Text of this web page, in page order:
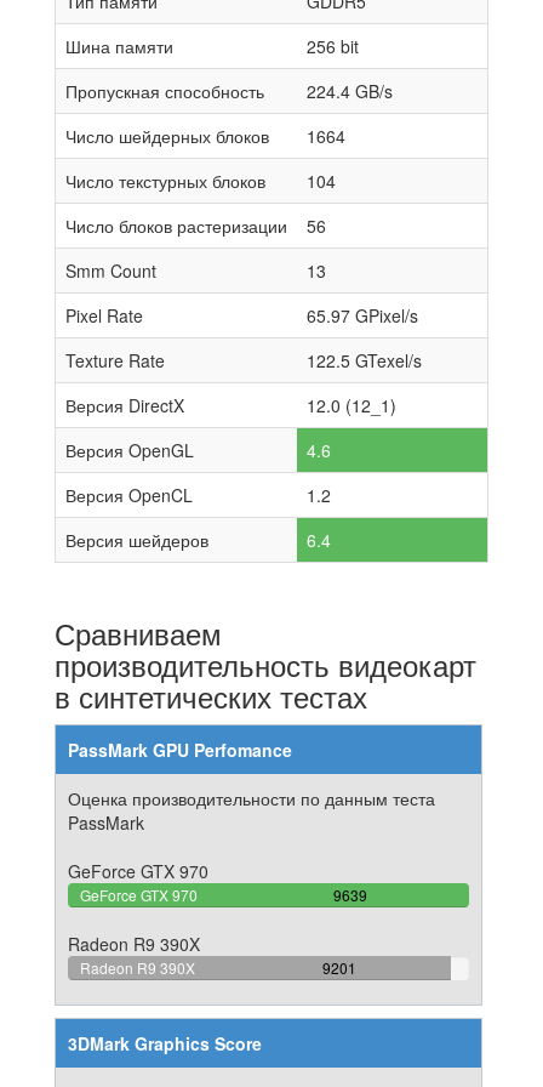
Шина памяти
256 bit
Пропускная способность
224.4 GB/s
Число шейдерных блоков
1664
Число текстурных блоков
104
Число блоков растеризации
56
Smm Count
13
Pixel Rate
65.97 GPixel/s
Texture Rate
122.5 GTexel/s
Версия DirectX
12.0 (12_1)
Версия OpenGL
4.6
Версия OpenCL
1.2
Версия шейдеров
6.4
Сравниваем
производительность видеокарт
в синтетических тестах
PassMark GPU Perfomance
Оценка производительности по данным теста
PassMark
GeForce GTX 970
GeForce GTX 970 9639
100%
Radeon R9 390X
Radeon R9 390X 9201
95.455960161843%
3DMark Graphics Score